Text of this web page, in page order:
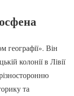
географії». Він
колонії в Лівії
та